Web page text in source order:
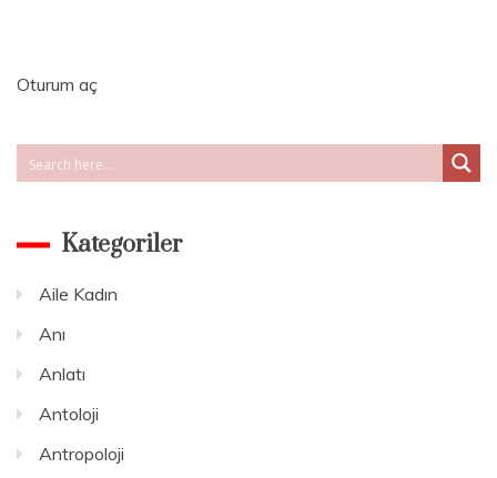
Oturum aç
Kategoriler
Aile Kadın
Anı
Anlatı
Antoloji
Antropoloji